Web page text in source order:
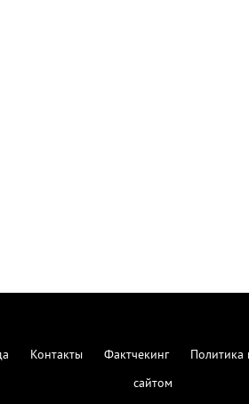
Контакты Фактчекинг Политика
сайтом